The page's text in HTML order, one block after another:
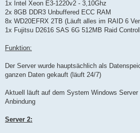
1x Intel Xeon E3-1220v2 - 3,10Ghz
2x 8GB DDR3 Unbuffered ECC RAM
8x WD20EFRX 2TB (Läuft alles im RAID 6
1x Fujitsu D2616 SAS 6G 512MB Raid
Funktion:
Der Server wurde hauptsächlich als
ganzen Daten gekauft (läuft 24/7)
Aktuell läuft auf dem System Windows Server
Anbindung
Server 2: